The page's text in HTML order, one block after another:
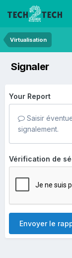
Virtualisation
Signaler
Your Report
Saisir
signalement.
Vérification de
Envoyer le